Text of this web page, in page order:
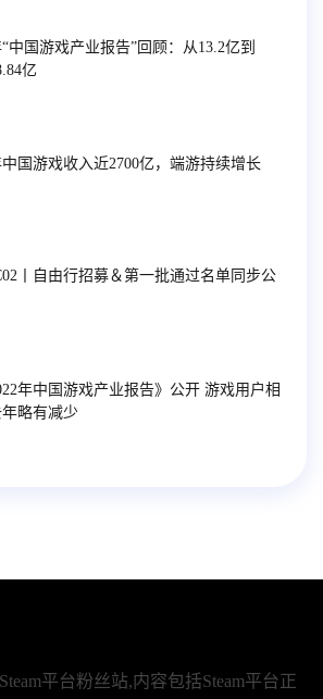
“中国游戏产业报告”回顾：从13.2亿到
亿
中国游戏收入近2700亿，端游持续增长
丨自由行招募＆第一批通过名单同步公
年中国游戏产业报告》公开 游戏用户相
年略有减少
平台粉丝站,内容包括Steam平台正